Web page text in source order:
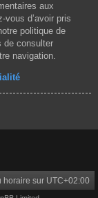
aux
d’avoir pris
politique de
de consulter
navigation.
horaire sur UTC+02:00